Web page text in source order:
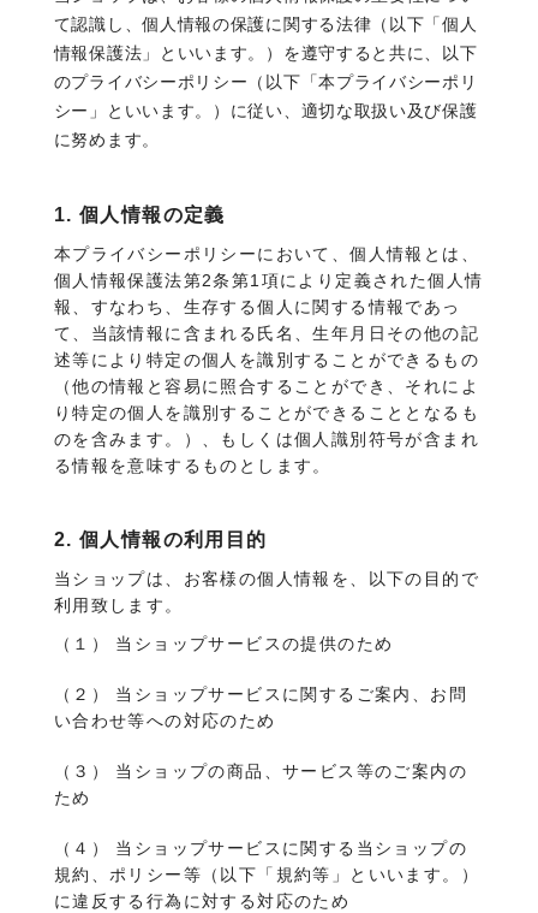
て認識し、個人情報の保護に関する法律（以下「個人
情報保護法」といいます。）を遵守すると共に、以下
のプライバシーポリシー（以下「本プライバシーポリ
シー」といいます。）に従い、適切な取扱い及び保護
に努めます。
1. 個人情報の定義
本プライバシーポリシーにおいて、個人情報とは、
個人情報保護法第2条第1項により定義された個人情
報、すなわち、生存する個人に関する情報であっ
て、当該情報に含まれる氏名、生年月日その他の記
述等により特定の個人を識別することができるもの
（他の情報と容易に照合することができ、それによ
り特定の個人を識別することができることとなるも
のを含みます。）、もしくは個人識別符号が含まれ
る情報を意味するものとします。
2. 個人情報の利用目的
当ショップは、お客様の個人情報を、以下の目的で
利用致します。
（１） 当ショップサービスの提供のため
（２） 当ショップサービスに関するご案内、お問
い合わせ等への対応のため
（３） 当ショップの商品、サービス等のご案内の
ため
（４） 当ショップサービスに関する当ショップの
規約、ポリシー等（以下「規約等」といいます。）
に違反する行為に対する対応のため